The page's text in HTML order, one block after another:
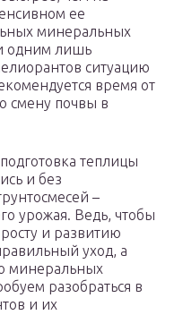
ее
минеральных
одним лишь
ситуацию
время от
смену почвы в
теплицы
и без
–
урожая. Ведь, чтобы
и развитию
уход, а
минеральных
разобраться в
и их